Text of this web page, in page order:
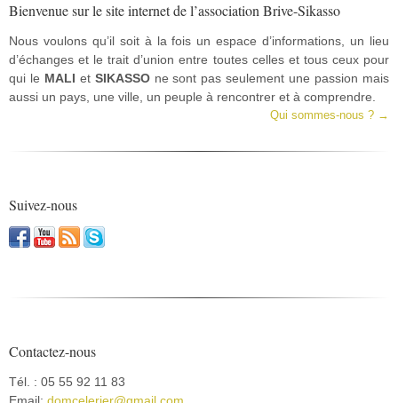
Bienvenue sur le site internet de l’association Brive-Sikasso
Nous voulons qu’il soit à la fois un espace d’informations, un lieu
d’échanges et le trait d’union entre toutes celles et tous ceux pour
qui le MALI et SIKASSOne sont pas seulement une passion mais
aussi un pays, une ville, un peuple à rencontrer et à comprendre.
Qui sommes-nous ? →
Suivez-nous
Contactez-nous
Tél. : 05 55 92 11 83